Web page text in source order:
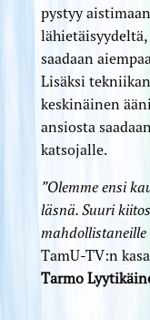
pystyy
lähietäisyydeltä,
saadaan
Lisäksi
keskinäinen
ansiosta
katsojalle.
”Olemme ensi
läsnä. Suuri
mahdollistaneille
TamU-TV:n
Tarmo